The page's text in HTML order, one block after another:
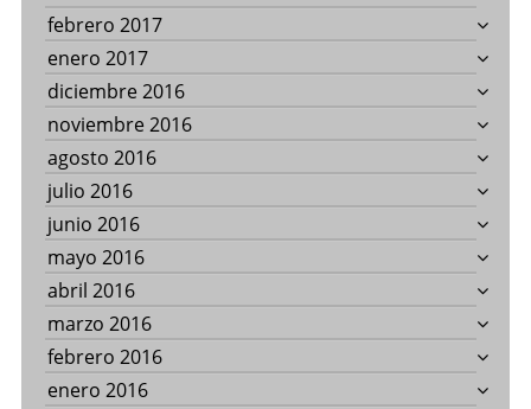
febrero 2017
enero 2017
diciembre 2016
noviembre 2016
agosto 2016
julio 2016
junio 2016
mayo 2016
abril 2016
marzo 2016
febrero 2016
enero 2016